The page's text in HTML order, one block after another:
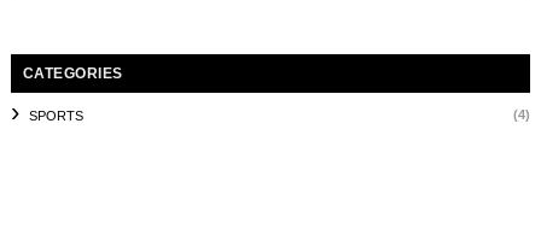
CATEGORIES
SPORTS (4)